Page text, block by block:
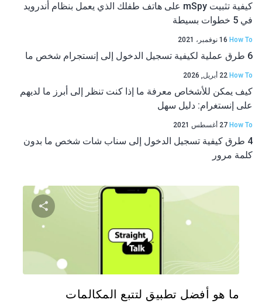
كيفية تثبيت mSpy على هاتف طفلك الذي يعمل بنظام أندرويد
في 5 خطوات بسيطة
How To 16 نوفمبر، 2021
6 طرق عملية لكيفية تسجيل الدخول إلى إنستجرام شخص ما
How To 22 أبريل, 2026
كيف يمكن للأشخاص معرفة ما إذا كنت تنظر إلى أبرز ما لديهم
على إنستغرام: دليل سهل
How To 27 أغسطس 2021
4 طرق كيفية تسجيل الدخول إلى سناب شات شخص ما بدون
كلمة مرور
شارك
ما هو أفضل تطبيق لتتبع المكالمات